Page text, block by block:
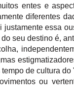
entes e
diferentes
justamente essa
seu destino é,
de cultura do
ou